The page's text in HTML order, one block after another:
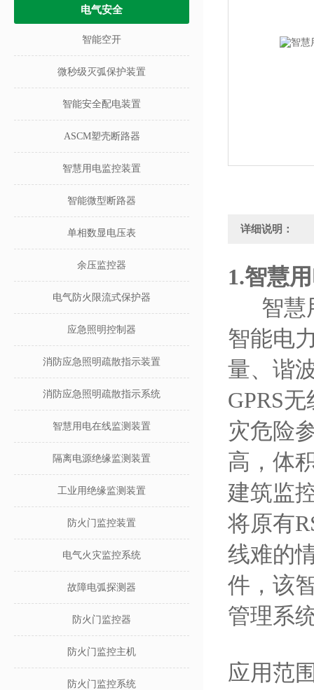
电气安全
智能空开
微秒级灭弧保护装置
智能安全配电装置
ASCM塑壳断路器
智慧用电监控装置
智能微型断路器
单相数显电压表
余压监控器
电气防火限流式保护器
应急照明控制器
消防应急照明疏散指示装置
消防应急照明疏散指示系统
智慧用电在线监测装置
隔离电源绝缘监测装置
工业用绝缘监测装置
防火门监控装置
电气火灾监控系统
故障电弧探测器
防火门监控器
防火门监控主机
防火门监控系统
详细说明：
1.智慧
智慧
智能电
量、谐
GPRS
灾危险
高，体
建筑监
将原有
线难的
件，该
管理系
应用范